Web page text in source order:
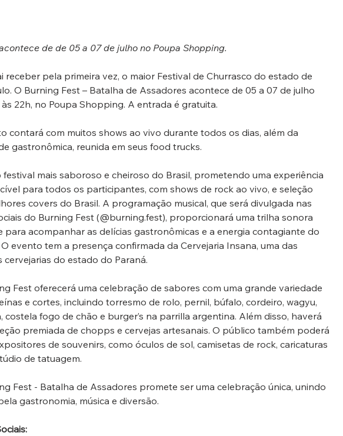
de de 05 a 07 de julho no Poupa Shopping.
receber pela primeira vez, o maior Festival de Churrasco do estado de
O Burning Fest – Batalha de Assadores acontece de 05 a 07 de julho
às 22h, no Poupa Shopping. A entrada é gratuita.
contará com muitos shows ao vivo durante todos os dias, além da
gastronômica, reunida em seus food trucks.
festival mais saboroso e cheiroso do Brasil, prometendo uma experiência
para todos os participantes, com shows de rock ao vivo, e seleção
covers do Brasil. A programação musical, que será divulgada nas
do Burning Fest (@burning.fest), proporcionará uma trilha sonora
para acompanhar as delícias gastronômicas e a energia contagiante do
evento tem a presença confirmada da Cervejaria Insana, uma das
cervejarias do estado do Paraná.
Fest oferecerá uma celebração de sabores com uma grande variedade
e cortes, incluindo torresmo de rolo, pernil, búfalo, cordeiro, wagyu,
costela fogo de chão e burger’s na parrilla argentina. Além disso, haverá
premiada de chopps e cervejas artesanais. O público também poderá
de souvenirs, como óculos de sol, camisetas de rock, caricaturas
de tatuagem.
Fest - Batalha de Assadores promete ser uma celebração única, unindo
gastronomia, música e diversão.